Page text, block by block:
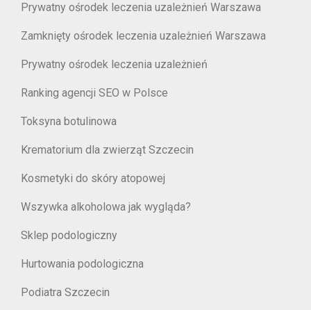
Prywatny ośrodek leczenia uzależnień Warszawa
Zamknięty ośrodek leczenia uzależnień Warszawa
Prywatny ośrodek leczenia uzależnień
Ranking agencji SEO w Polsce
Toksyna botulinowa
Krematorium dla zwierząt Szczecin
Kosmetyki do skóry atopowej
Wszywka alkoholowa jak wygląda?
Sklep podologiczny
Hurtowania podologiczna
Podiatra Szczecin